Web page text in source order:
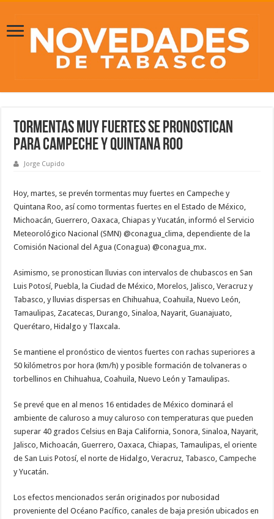
Tormentas muy fuertes se pronostican
para Campeche y Quintana Roo
Jorge Cupido
Hoy, martes, se prevén tormentas muy fuertes en Campeche y
Quintana Roo, así como tormentas fuertes en el Estado de México,
Michoacán, Guerrero, Oaxaca, Chiapas y Yucatán, informó el Servicio
Meteorológico Nacional (SMN) @conagua_clima, dependiente de la
Comisión Nacional del Agua (Conagua) @conagua_mx.
Asimismo, se pronostican lluvias con intervalos de chubascos en San
Luis Potosí, Puebla, la Ciudad de México, Morelos, Jalisco, Veracruz y
Tabasco, y lluvias dispersas en Chihuahua, Coahuila, Nuevo León,
Tamaulipas, Zacatecas, Durango, Sinaloa, Nayarit, Guanajuato,
Querétaro, Hidalgo y Tlaxcala.
Se mantiene el pronóstico de vientos fuertes con rachas superiores a
50 kilómetros por hora (km/h) y posible formación de tolvaneras o
torbellinos en Chihuahua, Coahuila, Nuevo León y Tamaulipas.
Se prevé que en al menos 16 entidades de México dominará el
ambiente de caluroso a muy caluroso con temperaturas que pueden
superar 40 grados Celsius en Baja California, Sonora, Sinaloa, Nayarit,
Jalisco, Michoacán, Guerrero, Oaxaca, Chiapas, Tamaulipas, el oriente
de San Luis Potosí, el norte de Hidalgo, Veracruz, Tabasco, Campeche
y Yucatán.
Los efectos mencionados serán originados por nubosidad
proveniente del Océano Pacífico, canales de baja presión ubicados en